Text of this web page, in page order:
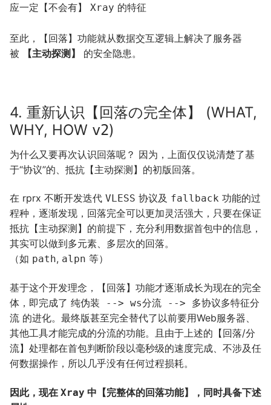
应一定【不会有】 Xray 的特征
至此，【回落】功能就从数据交互逻辑上解决了服务器
被
【主动探测】 的安全隐患。
4. 重新认识【回落の完全体】 (WHAT,
WHY, HOW v2)
为什么又要再次认识回落呢？ 因为，上面仅仅说清楚了基
于“协议”的、抵抗【主动探测】的初版回落。
在 rprx 不断开发迭代 VLESS 协议及 fallback 功能的过
程种，逐渐发现，回落完全可以更加灵活强大，只要在保证
抵抗【主动探测】的前提下，充分利用数据首包中的信息，
其实可以做到多元素、多层次的回落。
（如 path, alpn 等）
基于这个开发理念，【回落】功能才逐渐成长为现在的完全
体，即完成了 纯伪装 --> ws分流 --> 多协议多特征分
流 的进化。最终版甚至完全替代了以前要用Web服务器、
其他工具才能完成的分流的功能。且由于上述的【回落/分
流】处理都在首包判断阶段以毫秒级的速度完成、不涉及任
何数据操作，所以几乎没有任何过程损耗。
因此，现在 Xray 中【完整体的回落功能】，同时具备下述